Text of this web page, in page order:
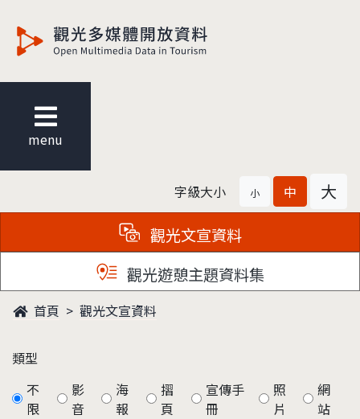
menu
字級大小 小 中 大
觀光文宣資料
觀光遊憩主題資料集
首頁 觀光文宣資料
類型
不
限
影
音
海
報
摺
頁
宣傳手
冊
照
片
網
站